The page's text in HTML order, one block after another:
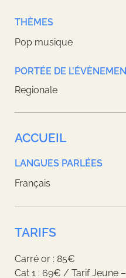
THÈMES
Pop musique
PORTÉE DE
Regionale
ACCUEIL
LANGUES PARLÉES
Français
TARIFS
Carré or : 85€
Cat 1 : 69€ / Tarif Jeune